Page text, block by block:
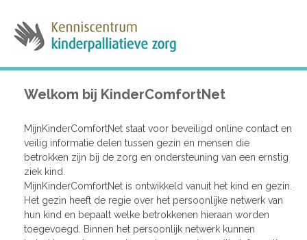
Welkom bij KinderComfortNet
MijnKinderComfortNet staat voor beveiligd online contact en
veilig informatie delen tussen gezin en mensen die
betrokken zijn bij de zorg en ondersteuning van een ernstig
ziek kind.
MijnKinderComfortNet is ontwikkeld vanuit het kind en gezin.
Het gezin heeft de regie over het persoonlijke netwerk van
hun kind en bepaalt welke betrokkenen hieraan worden
toegevoegd. Binnen het persoonlijk netwerk kunnen